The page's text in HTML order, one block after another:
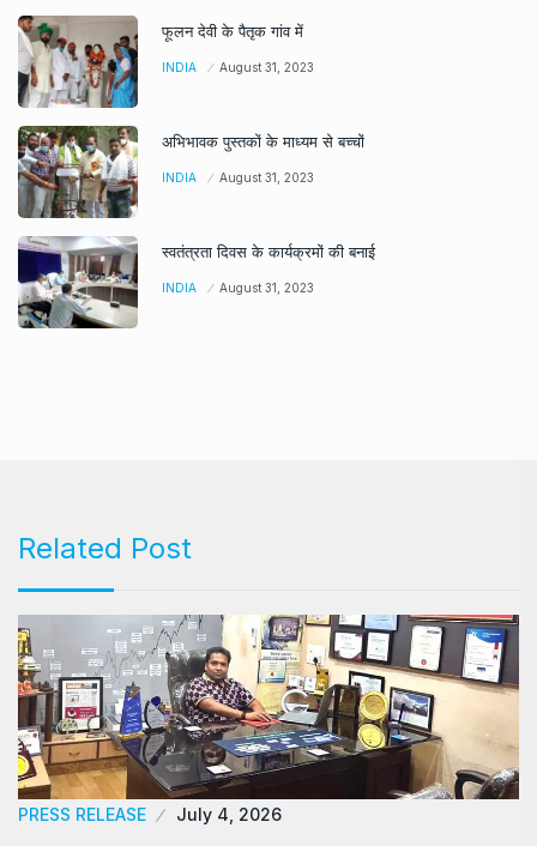
फूलन देवी के पैतृक गांव में
INDIA August 31, 2023
अभिभावक पुस्तकों के माध्यम से बच्चों
INDIA August 31, 2023
स्वतंत्रता दिवस के कार्यक्रमों की बनाई
INDIA August 31, 2023
Related Post
PRESS RELEASE July 4, 2026